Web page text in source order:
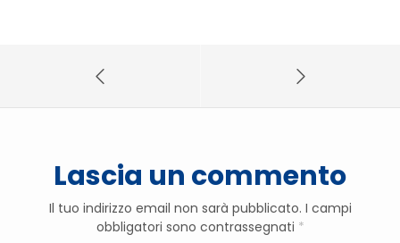
Lascia un commento
Il tuo indirizzo email non sarà pubblicato. I campi
obbligatori sono contrassegnati *